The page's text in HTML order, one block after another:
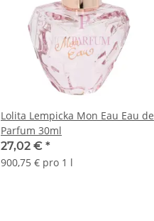
Lolita Lempicka Mon Eau Eau de
Parfum 30ml
27,02 € *
900,75 € pro 1 l